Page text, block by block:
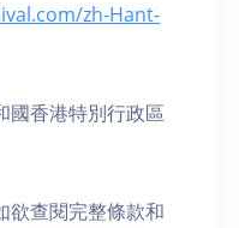
zh-Hant-
國香港特別行政區
欲查閱完整條款和